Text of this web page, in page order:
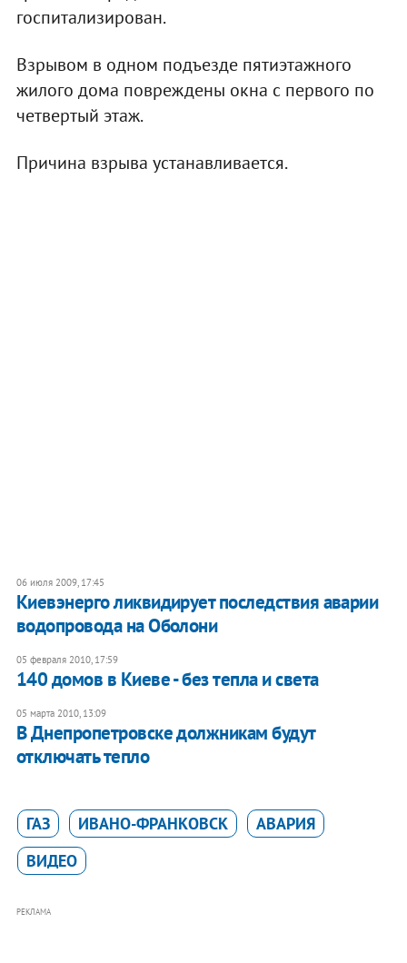
госпитализирован.
Взрывом в одном подъезде пятиэтажного
жилого дома повреждены окна с первого по
четвертый этаж.
Причина взрыва устанавливается.
06 июля 2009, 17:45
Киевэнерго ликвидирует последствия аварии
водопровода на Оболони
05 февраля 2010, 17:59
140 домов в Киеве - без тепла и света
05 марта 2010, 13:09
В Днепропетровске должникам будут
отключать тепло
ГАЗ ИВАНО-ФРАНКОВСК
АВАРИЯ
ВИДЕО
РЕКЛАМА